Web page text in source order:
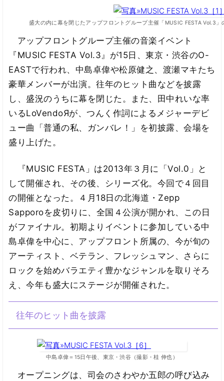
盛大の内に幕を閉じたアップフロントグループ主催「MUSIC FESTA Vol.3
アップフロントグループ主催の音楽イベント
『MUSIC FESTA Vol.3』が15日、東京・渋谷のO-
EASTで行われ、中島卓偉や松原健之、渡瀬マキたち
豪華メンバーが出演。往年のヒット曲などを披露
し、盛況のうちに幕を閉じた。また、田中れいな率
いるLoVendoЯが、つんく作詞によるメジャーデビ
ュー曲「普通の私、ガンバレ！」を初披露、会場を
盛り上げた。
『MUSIC FESTA」は2013年３月に「Vol.0」と
して開催され、その後、シリーズ化。今回で４回目
の開催となった。４月18日の北海道・Zepp
Sapporoを皮切りに、全国４公演が開かれ、この日
がファイナル。初期よりイベントに参加している中
島卓偉を中心に、アップフロント所属の、今が旬の
アーティスト、ベテラン、フレッシュマン、さらに
ロックを始めバラエティ豊かなジャンルを取りそろ
え、今年も盛大にステージが開催された。
往年のヒット曲を披露
中島卓偉＝15日午後、東京・渋谷（撮影・桂 伸也）
オープニングは、司会のさわやか五郎の呼び込み